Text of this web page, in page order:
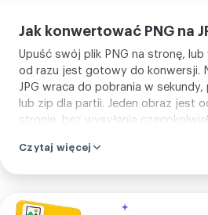
konwertuj.
Jak konwertować PNG na
Upuść swój plik PNG na stronę,
od razu jest gotowy do konwersji.
JPG wraca do pobrania w
lub zip dla partii. Jeden obraz jest
stronie, bez wysyłania
ustawiać wcześniej.
Czytaj więcej
Prześlij